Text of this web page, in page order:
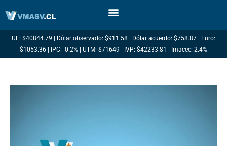
UF: $40844.79 | Dólar observado: $911.58 | Dólar acuerdo: $758.87 | Euro:
$1053.36 | IPC: -0.2% | UTM: $71649 | IVP: $42233.81 | Imacec: 2.4%